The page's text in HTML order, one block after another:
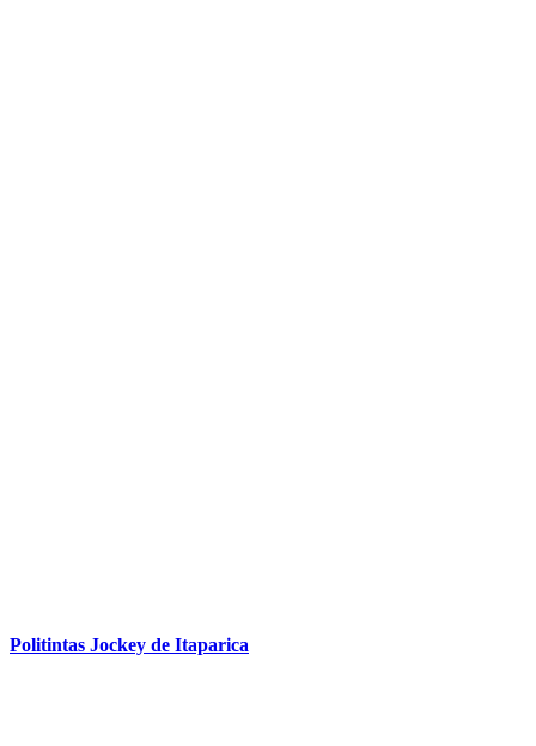
Politintas Jockey de Itaparica